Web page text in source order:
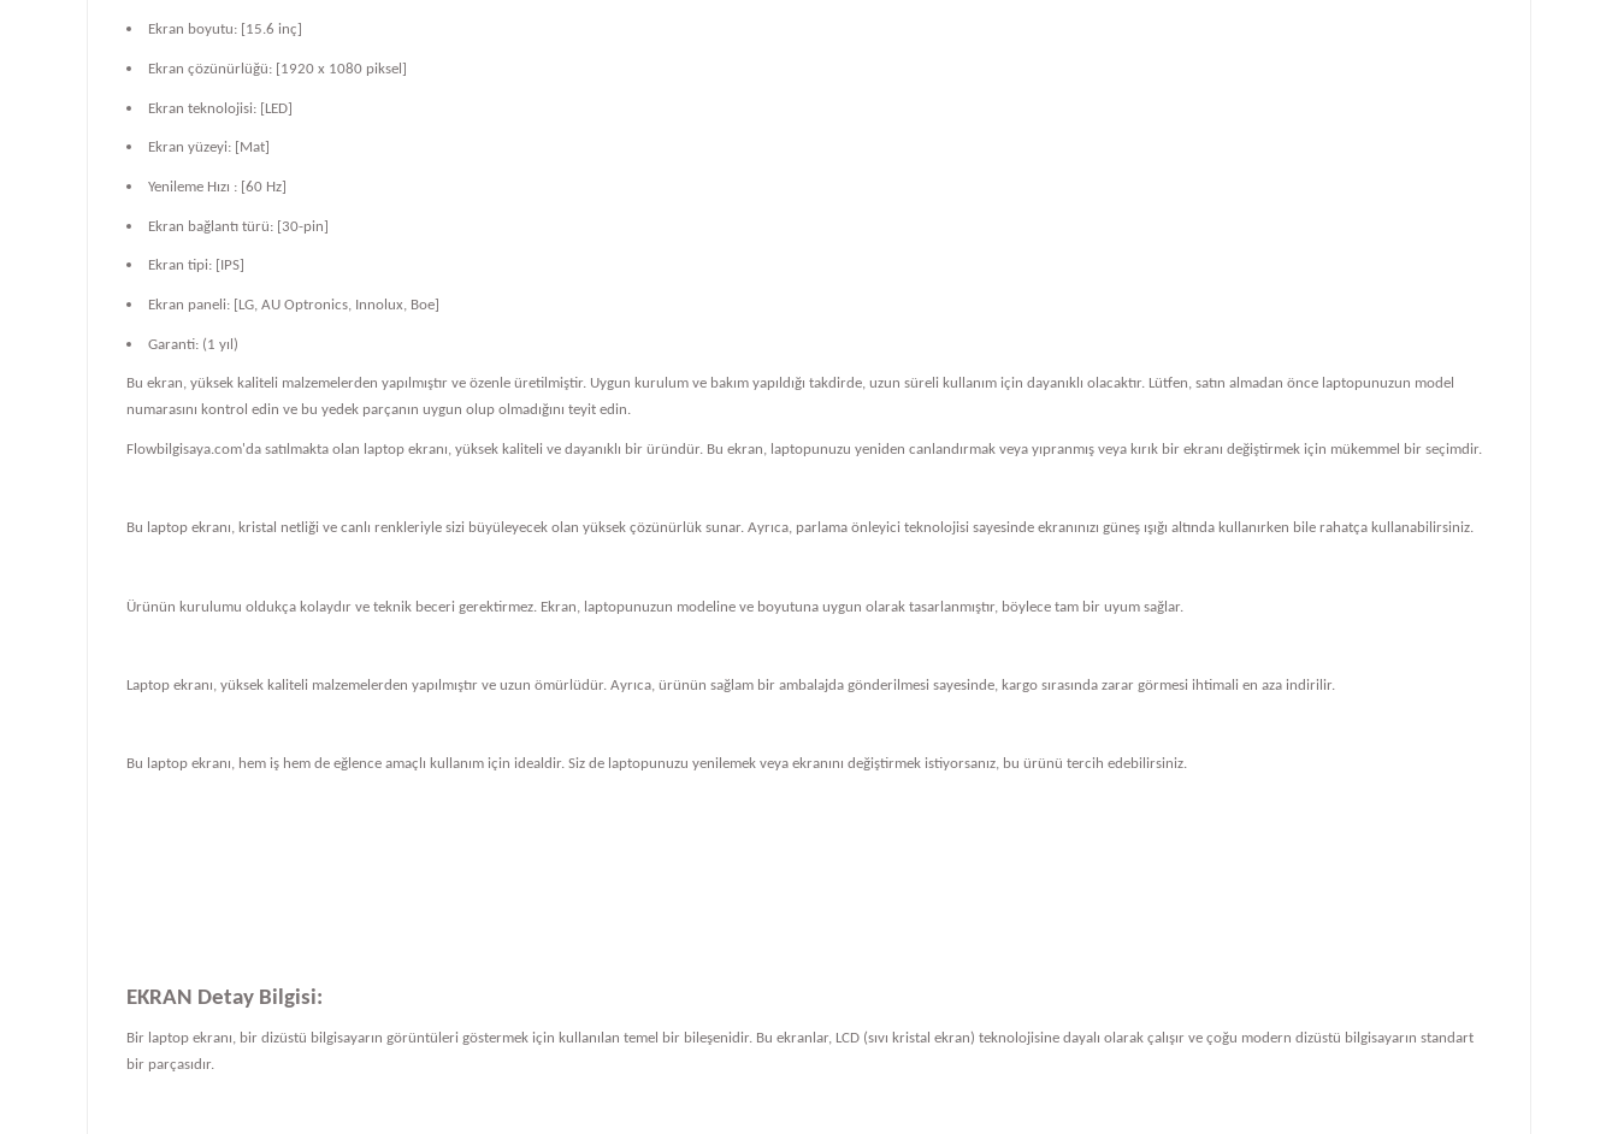
Ekran boyutu: [15.6 inç]
Ekran çözünürlüğü: [1920 x 1080 piksel]
Ekran teknolojisi: [LED]
Ekran yüzeyi: [Mat]
Yenileme Hızı : [60 Hz]
Ekran bağlantı türü: [30-pin]
Ekran tipi: [IPS]
Ekran paneli: [LG, AU Optronics, Innolux, Boe]
Garanti: (1 yıl)
Bu ekran, yüksek kaliteli malzemelerden yapılmıştır ve özenle üretilmiştir. Uygun kurulum ve bakım yapıldığı takdirde, uzun süreli kullanım için dayanıklı olacaktır. Lütfen, satın almadan önce laptopunuzun model
numarasını kontrol edin ve bu yedek parçanın uygun olup olmadığını teyit edin.
Flowbilgisaya.com'da satılmakta olan laptop ekranı, yüksek kaliteli ve dayanıklı bir üründür. Bu ekran, laptopunuzu yeniden canlandırmak veya yıpranmış veya kırık bir ekranı değiştirmek için mükemmel bir seçimdir.
Bu laptop ekranı, kristal netliği ve canlı renkleriyle sizi büyüleyecek olan yüksek çözünürlük sunar. Ayrıca, parlama önleyici teknolojisi sayesinde ekranınızı güneş ışığı altında kullanırken bile rahatça kullanabilirsiniz.
Ürünün kurulumu oldukça kolaydır ve teknik beceri gerektirmez. Ekran, laptopunuzun modeline ve boyutuna uygun olarak tasarlanmıştır, böylece tam bir uyum sağlar.
Laptop ekranı, yüksek kaliteli malzemelerden yapılmıştır ve uzun ömürlüdür. Ayrıca, ürünün sağlam bir ambalajda gönderilmesi sayesinde, kargo sırasında zarar görmesi ihtimali en aza indirilir.
Bu laptop ekranı, hem iş hem de eğlence amaçlı kullanım için idealdir. Siz de laptopunuzu yenilemek veya ekranını değiştirmek istiyorsanız, bu ürünü tercih edebilirsiniz.
EKRAN Detay Bilgisi:
Bir laptop ekranı, bir dizüstü bilgisayarın görüntüleri göstermek için kullanılan temel bir bileşenidir. Bu ekranlar, LCD (sıvı kristal ekran) teknolojisine dayalı olarak çalışır ve çoğu modern dizüstü bilgisayarın standart
bir parçasıdır.